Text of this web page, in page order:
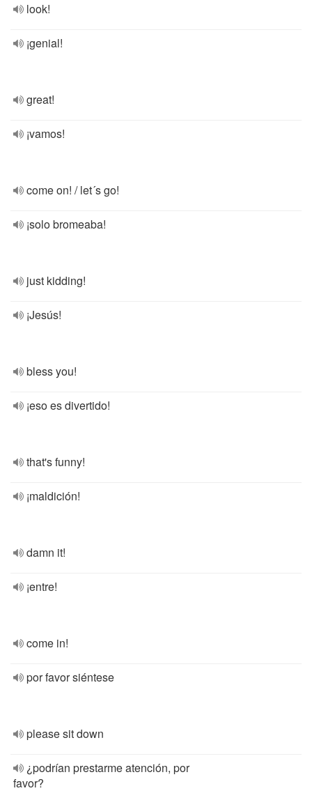
look!
¡genial!
great!
¡vamos!
come on! / let´s go!
¡solo bromeaba!
just kidding!
¡Jesús!
bless you!
¡eso es divertido!
that's funny!
¡maldición!
damn it!
¡entre!
come in!
por favor siéntese
please sit down
¿podrían prestarme atención, por
favor?